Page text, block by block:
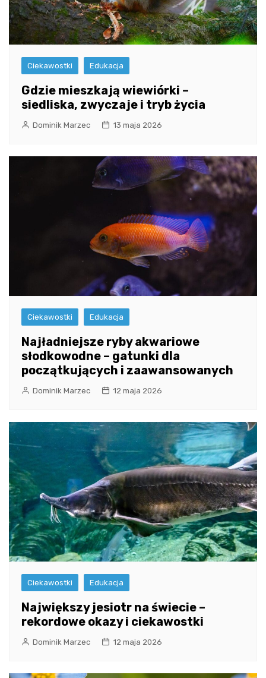
Ciekawostki Edukacja
Gdzie mieszkają wiewiórki –
siedliska, zwyczaje i tryb życia
Dominik Marzec 13 maja 2026
Ciekawostki Edukacja
Najładniejsze ryby akwariowe
słodkowodne – gatunki dla
początkujących i zaawansowanych
Dominik Marzec 12 maja 2026
Ciekawostki Edukacja
Największy jesiotr na świecie –
rekordowe okazy i ciekawostki
Dominik Marzec 12 maja 2026